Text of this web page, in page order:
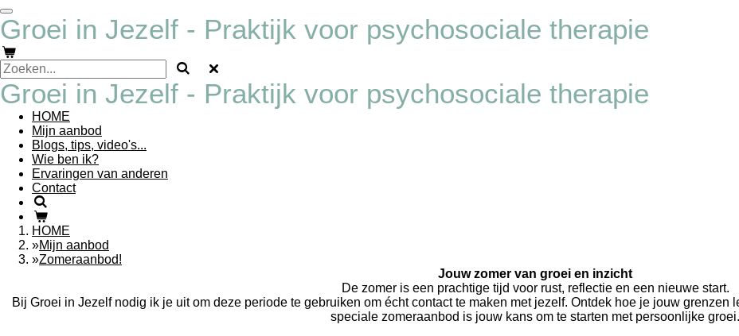
Ga
direct
naar
de
hoofdinhoud
Groei in Jezelf - Praktijk voor psychosociale therapie
Groei in Jezelf - Praktijk voor psychosociale therapie
HOME
Mijn aanbod
Blogs, tips, video's...
Wie ben ik?
Ervaringen van anderen
Contact
HOME
»Mijn aanbod
»Zomeraanbod!
Jouw zomer van groei en inzicht
De zomer is een prachtige tijd voor rust, reflectie en een nieuwe start.
Bij Groei in Jezelf nodig ik je uit om deze periode te gebruiken om écht contact te maken met jezelf. Ontdek hoe je jouw
speciale zomeraanbod is jouw kans om te starten met persoonlijke groei.